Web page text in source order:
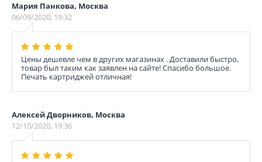
Мария Панкова, Москва
06/09/2020, 19:32
Цены дешевле чем в других магазинах . Доставили быстро,
товар был таким как заявлен на сайте! Спасибо большое.
Печать картриджей отличная!
Алексей Дворников, Москва
12/10/2020, 19:36